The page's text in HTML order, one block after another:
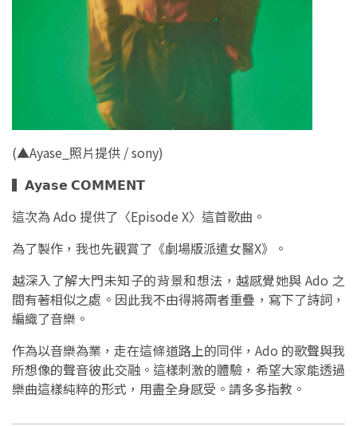
(▲Ayase_照片提供 / sony)
▍𝗔𝘆𝗮𝘀𝗲 𝗖𝗢𝗠𝗠𝗘𝗡𝗧
這次為 Ado 提供了〈Episode X〉這首歌曲。
為了製作，我也先觀賞了《劇場版派遣女醫X》。
越深入了解大門未知子的背景和想法，越感覺她與 Ado 之
間有著相似之處。因此我不由得將兩者重疊，寫下了詩詞，
編織了音樂。
作為以音樂為業，走在這條道路上的同伴，Ado 的歌聲與我
所想像的聲音彼此交融。這樣刺激的體驗，希望大家能透過
樂曲這樣純粹的形式，用盡全身感受。請多多指教。